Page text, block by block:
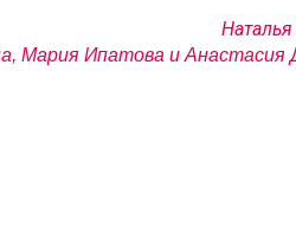
Мария Ипатова и Анастасия